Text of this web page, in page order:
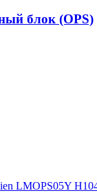
блок (OPS)